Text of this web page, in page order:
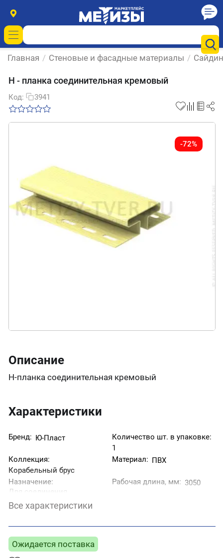
Главная / Стеновые и фасадные материалы /
Н - планка соединительная кремовый
Код: 3941
-72%
Описание
Н-планка соединительная кремовый
Характеристики
Бренд: Ю-Пласт
Количество шт. в упаковке:
1
Коллекция:
Корабельный брус
Материал: ПВХ
Назначение:
Для соединения
панелей по
горизонтали.
Рабочая длина, мм: 3050
Фактура: Гладкая
Все характеристики
Ожидается поставка